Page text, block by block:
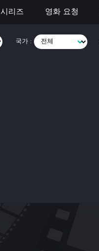
시리즈 영화 요청
국가 :